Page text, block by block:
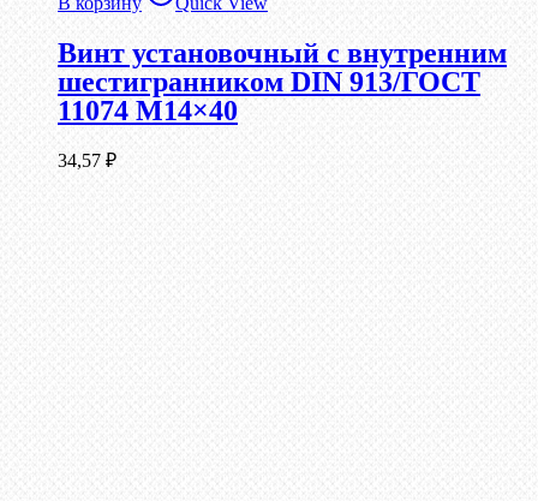
Винт установочный с внутренним
шестигранником DIN 913/ГОСТ
11074 М14×40
34,57 ₽